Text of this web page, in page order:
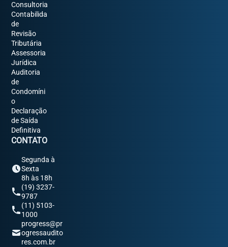
Consultoria
Contabilida
de
Revisão
Tributária
Assessoria
Jurídica
Auditoria
de
Condomíni
o
Declaração
de Saída
Definitiva
CONTATO
Segunda à
Sexta
8h às 18h
(19) 3237-
9787
(11) 5103-
1000
progress@pr
ogressaudito
res.com.br